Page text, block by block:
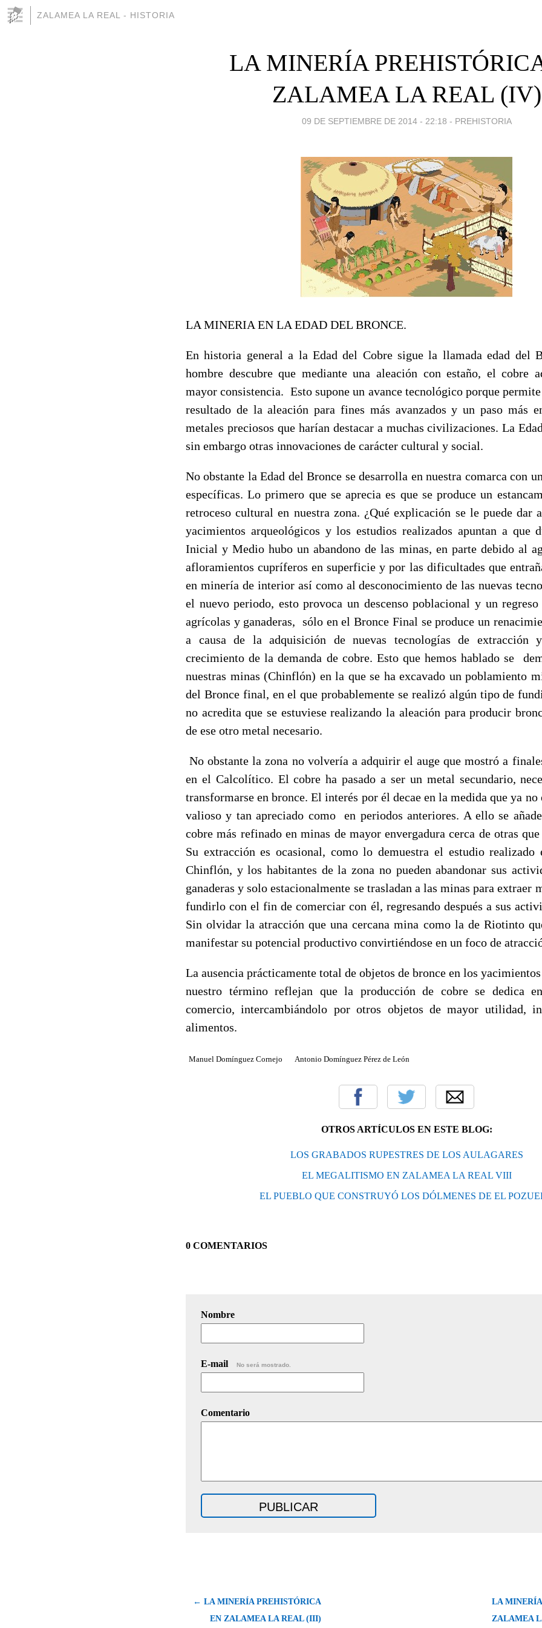
ZALAMEA LA REAL - HISTORIA
LA MINERÍA
ZALAMEA LA REAL (IV)
09 DE SEPTIEMBRE DE 2014 - 22:18 - PREHISTORIA
LA MINERIA EN LA EDAD DEL BRONCE.
En historia general a la Edad del Cobre sigue la llamada edad del
hombre descubre que mediante una aleación con estaño, el cobre
mayor consistencia. Esto supone un avance tecnológico porque
resultado de la aleación para fines más avanzados y un paso más
metales preciosos que harían destacar a muchas civilizaciones. La
sin embargo otras innovaciones de carácter cultural y social.
No obstante la Edad del Bronce se desarrolla en nuestra comarca con
específicas. Lo primero que se aprecia es que se produce un
retroceso cultural en nuestra zona. ¿Qué explicación se le puede dar
yacimientos arqueológicos y los estudios realizados apuntan a que
Inicial y Medio hubo un abandono de las minas, en parte debido al
afloramientos cupríferos en superficie y por las dificultades que
en minería de interior así como al desconocimiento de las nuevas
el nuevo periodo, esto provoca un descenso poblacional y un
agrícolas y ganaderas, sólo en el Bronce Final se produce un
a causa de la adquisición de nuevas tecnologías de
crecimiento de la demanda de cobre. Esto que hemos hablado se
nuestras minas (Chinflón) en la que se ha excavado un poblamiento
del Bronce final, en el que probablemente se realizó algún tipo de
no acredita que se estuviese realizando la aleación para producir
de ese otro metal necesario.
No obstante la zona no volvería a adquirir el auge que mostró a
en el Calcolítico. El cobre ha pasado a ser un metal secundario,
transformarse en bronce. El interés por él decae en la medida que ya
valioso y tan apreciado como en periodos anteriores. A ello se
cobre más refinado en minas de mayor envergadura cerca de otras
Su extracción es ocasional, como lo demuestra el estudio realizado
Chinflón, y los habitantes de la zona no pueden abandonar sus
ganaderas y solo estacionalmente se trasladan a las minas para extraer
fundirlo con el fin de comerciar con él, regresando después a sus
Sin olvidar la atracción que una cercana mina como la de Riotinto
manifestar su potencial productivo convirtiéndose en un foco de
La ausencia prácticamente total de objetos de bronce en los
nuestro término reflejan que la producción de cobre se dedica
comercio, intercambiándolo por otros objetos de mayor utilidad,
alimentos.
Manuel Domínguez Cornejo Antonio Domínguez Pérez de León
OTROS ARTÍCULOS EN ESTE BLOG:
LOS GRABADOS RUPESTRES DE LOS AULAGARES
EL MEGALITISMO EN ZALAMEA LA REAL VIII
EL PUEBLO QUE CONSTRUYÓ LOS DÓLMENES DE EL
0 COMENTARIOS
Nombre
E-mail No será mostrado.
Comentario
← LA MINERÍA PREHISTÓRICA
EN ZALAMEA LA REAL (III)
LA
ZALAMEA